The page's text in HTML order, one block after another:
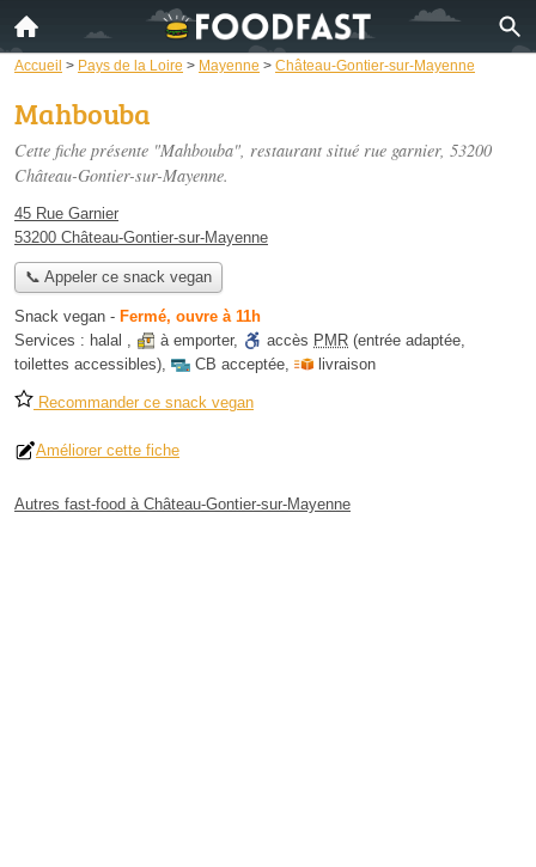
Accueil > Pays de la Loire > Mayenne > Château-Gontier-sur-Mayenne
Mahbouba
Cette fiche présente "Mahbouba", restaurant situé rue garnier, 53200
Château-Gontier-sur-Mayenne.
45 Rue Garnier
53200 Château-Gontier-sur-Mayenne
📞 Appeler ce snack vegan
Snack vegan - Fermé, ouvre à 11h
Services : halal , à emporter, accès PMR (entrée adaptée,
toilettes accessibles), CB acceptée, livraison
Recommander ce snack vegan
Améliorer cette fiche
Autres fast-food à Château-Gontier-sur-Mayenne